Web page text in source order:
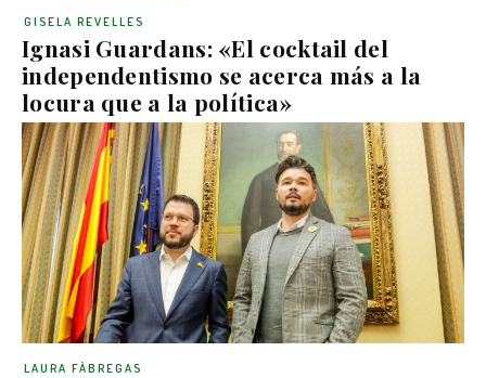
Ignasi Guardans: «El cocktail del
independentismo se acerca más a la
locura que a la política»
GISELA REVELLES
LAURA FÀBREGAS